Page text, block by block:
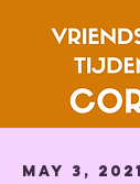
May 3, 2021